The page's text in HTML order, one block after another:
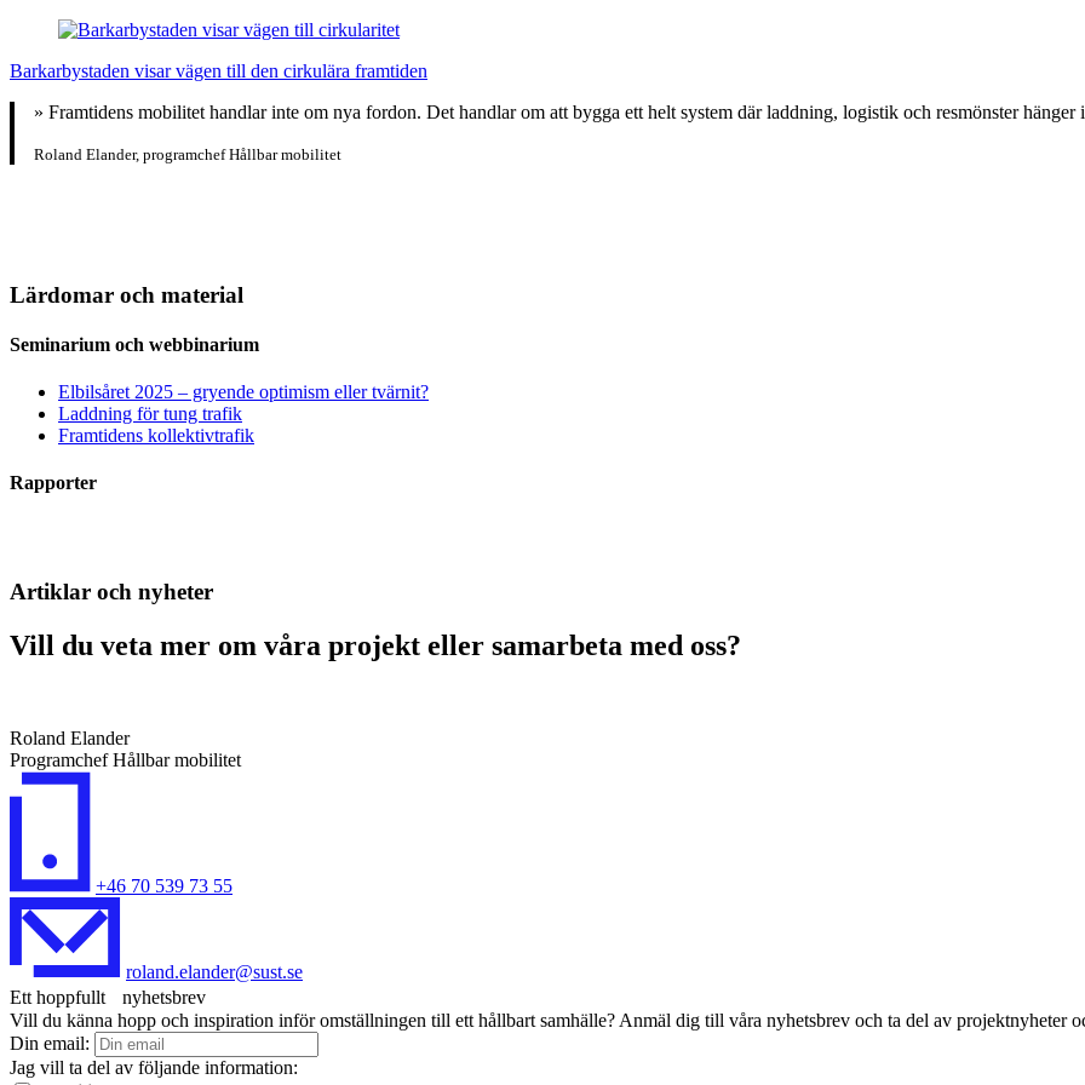
Barkarbystaden visar vägen till den cirkulära framtiden
» Framtidens mobilitet handlar inte om nya fordon. Det handlar om att bygga ett helt system där laddning, logistik och resmönster hänger
Roland Elander, programchef Hållbar mobilitet
Lärdomar och material
Seminarium och webbinarium
Elbilsåret 2025 – gryende optimism eller tvärnit?
Laddning för tung trafik
Framtidens kollektivtrafik
Rapporter
Artiklar och nyheter
Vill du veta mer om våra projekt eller samarbeta med oss?
Roland Elander
Programchef Hållbar mobilitet
+46 70 539 73 55
roland.elander@sust.se
Ett hoppfullt nyhetsbrev
Vill du känna hopp och inspiration inför omställningen till ett hållbart samhälle? Anmäl dig till våra nyhetsbrev och ta del av projektnyheter
Din email:
Jag vill ta del av följande information: